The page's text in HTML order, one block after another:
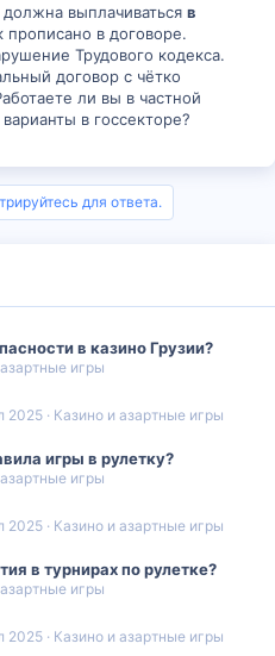
выплачиваться в
прописано в договоре.
Трудового кодекса.
договор с чётко
ли вы в частной
в госсекторе?
для ответа.
в казино Грузии?
игры
Казино и азартные игры
2025
игры в рулетку?
игры
Казино и азартные игры
2025
в турнирах по рулетке?
игры
Казино и азартные игры
2025